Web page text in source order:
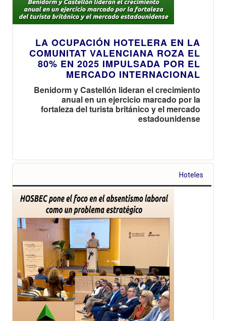
LA OCUPACIÓN HOTELERA EN LA
COMUNITAT VALENCIANA ROZA EL
80% EN 2025 IMPULSADA POR EL
MERCADO INTERNACIONAL
Benidorm y Castellón lideran el crecimiento
anual en un ejercicio marcado por la
fortaleza del turista británico y el mercado
estadounidense
Hoteles